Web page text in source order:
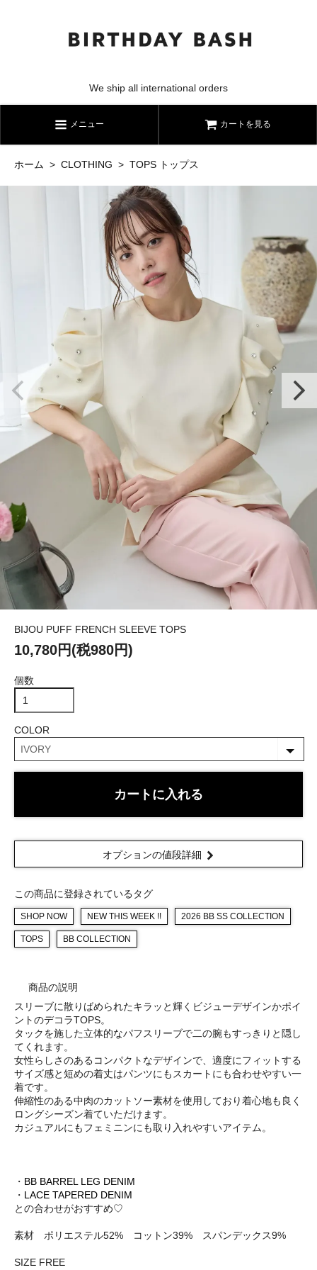
We ship all international orders
メニュー カートを見る
ホーム > CLOTHING > TOPS トップス
BIJOU PUFF FRENCH SLEEVE TOPS
10,780円(税980円)
個数
COLOR
カートに入れる
オプションの値段詳細
この商品に登録されているタグ
SHOP NOW NEW THIS WEEK !! 2026 BB SS COLLECTION
TOPS BB COLLECTION
商品の説明
スリーブに散りばめられたキラッと輝くビジューデザインかポイ
ントのデコラTOPS。
タックを施した立体的なパフスリーブで二の腕もすっきりと隠し
てくれます。
女性らしさのあるコンパクトなデザインで、適度にフィットする
サイズ感と短めの着丈はパンツにもスカートにも合わせやすい一
着です。
伸縮性のある中肉のカットソー素材を使用しており着心地も良く
ロングシーズン着ていただけます。
カジュアルにもフェミニンにも取り入れやすいアイテム。
・ BB BARREL LEG DENIM
・ LACE TAPERED DENIM
との合わせがおすすめ♡
素材 ポリエステル52% コットン39% スパンデックス9%
SIZE FREE